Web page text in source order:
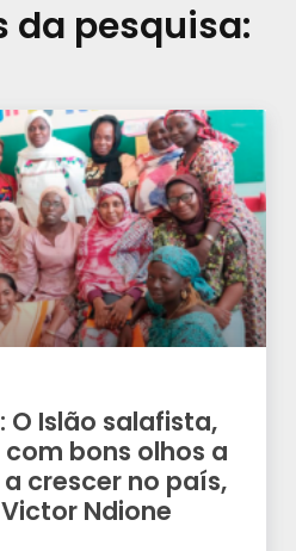
da pesquisa:
O Islão salafista,
bons olhos a
crescer no país,
Ndione